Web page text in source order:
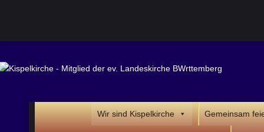
Wir sind Kispelkirche Gemeinsam